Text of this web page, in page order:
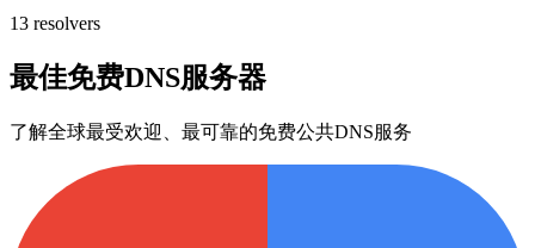
13 resolvers
最佳免费DNS服务器
了解全球最受欢迎、最可靠的免费公共DNS服务